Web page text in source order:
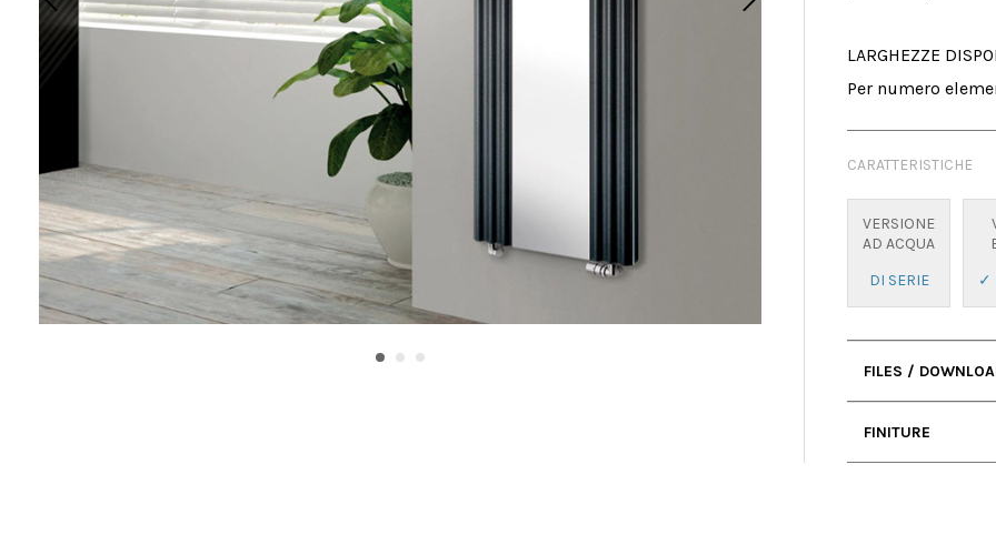
LARGHEZZE
Per numero
CARATTERISTICHE
VERSIONE
AD ACQUA
DI SERIE
✓
FILES /
• Manuale
FINITURE